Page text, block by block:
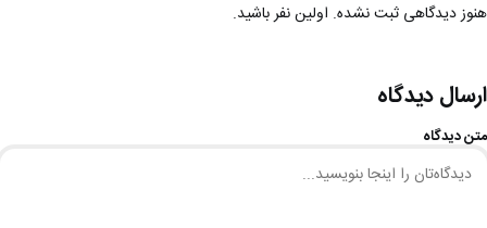
هنوز دیدگاهی ثبت نشده. اولین نفر باشید.
ارسال دیدگاه
متن دیدگاه